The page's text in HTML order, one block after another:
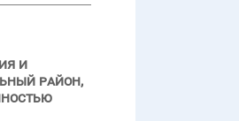
и
район,